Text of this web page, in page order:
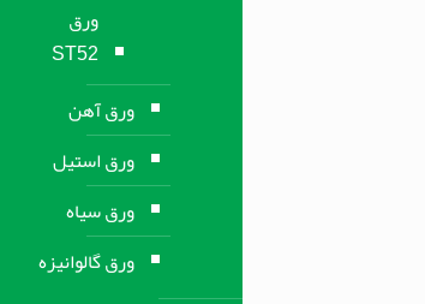
ورق
ST52
ورق آهن
ورق استیل
ورق سیاه
ورق گالوانیزه